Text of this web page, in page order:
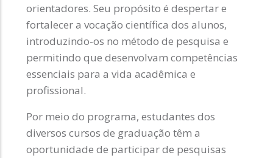
orientadores. Seu propósito é despertar e
fortalecer a vocação científica dos alunos,
introduzindo-os no método de pesquisa e
permitindo que desenvolvam competências
essenciais para a vida acadêmica e
profissional.
Por meio do programa, estudantes dos
diversos cursos de graduação têm a
oportunidade de participar de pesquisas